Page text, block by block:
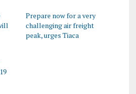
Prepare now for a very
challenging air freight
peak, urges Tiaca